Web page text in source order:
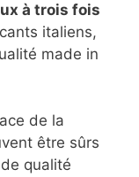
à trois fois
italiens,
made in
de la
être sûrs
qualité